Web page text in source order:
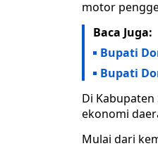
motor
Baca Juga:
Bupati
Bupati
Di
ekonomi
Mulai dari